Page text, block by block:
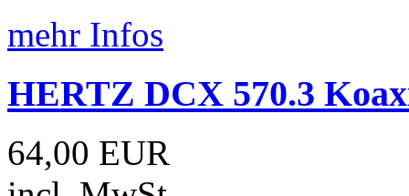
mehr Infos
HERTZ DCX 570.3
64,00 EUR